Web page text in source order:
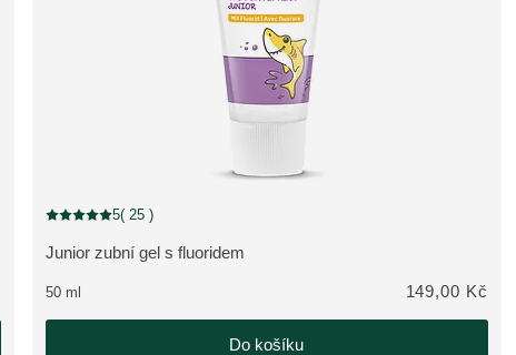
NOVINKA
ZOBRAZIT PRODUKT:
Junior zubní gel s fluoridem
Aktuální hodnocení: 5 z 5 hvězdiček hodnoceno 25 zákazníky
5( 25 )
50 ml 149,00 Kč
Do košíku